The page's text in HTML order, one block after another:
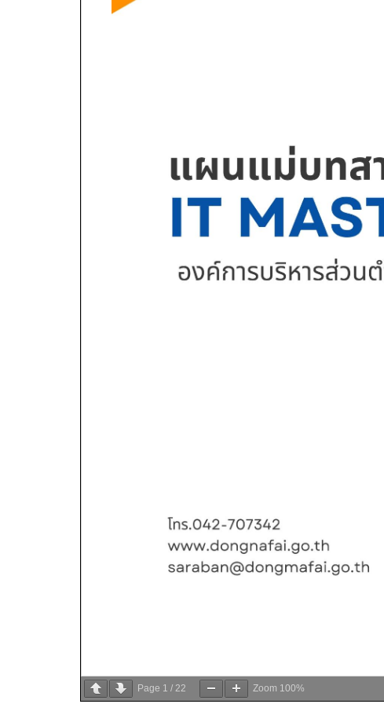
Page 1 / 22 Zoom 100%